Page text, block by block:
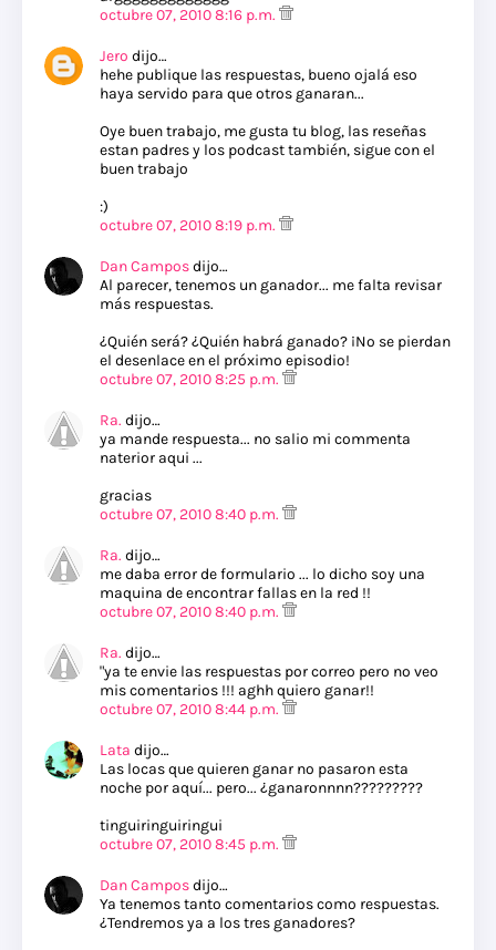
octubre 07, 2010 8:16 p.m.
Jero dijo…
hehe publique las respuestas, bueno ojalá eso
haya servido para que otros ganaran...
Oye buen trabajo, me gusta tu blog, las reseñas
estan padres y los podcast también, sigue con el
buen trabajo
:)
octubre 07, 2010 8:19 p.m.
Dan Camposdijo…
Al parecer, tenemos un ganador... me falta revisar
más respuestas.
¿Quién será? ¿Quién habrá ganado? ¡No se pierdan
el desenlace en el próximo episodio!
octubre 07, 2010 8:25 p.m.
Ra. dijo…
ya mande respuesta... no salio mi commenta
naterior aqui ...
gracias
octubre 07, 2010 8:40 p.m.
Ra. dijo…
me daba error de formulario ... lo dicho soy una
maquina de encontrar fallas en la red !!
octubre 07, 2010 8:40 p.m.
Ra. dijo…
"ya te envie las respuestas por correo pero no veo
mis comentarios !!! aghh quiero ganar!!
octubre 07, 2010 8:44 p.m.
Lata dijo…
Las locas que quieren ganar no pasaron esta
noche por aquí... pero... ¿ganaronnnn?????????
tinguiringuiringui
octubre 07, 2010 8:45 p.m.
Dan Camposdijo…
Ya tenemos tanto comentarios como respuestas.
¿Tendremos ya a los tres ganadores?